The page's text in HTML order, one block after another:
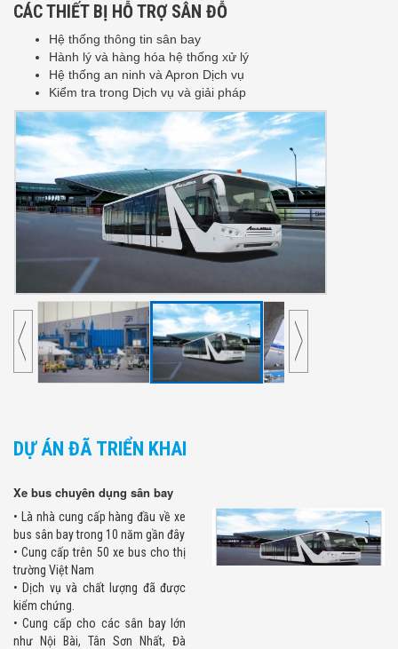
CÁC THIẾT BỊ HỖ TRỢ SÂN ĐỖ
Hệ thống thông tin sân bay
Hành lý và hàng hóa hệ thống xử lý
Hệ thống an ninh và Apron Dịch vụ
Kiểm tra trong Dịch vụ và giải pháp
DỰ ÁN ĐÃ TRIỂN KHAI
Xe bus chuyên dụng sân bay
• Là nhà cung cấp hàng đầu về xe
bus sân bay trong 10 năm gần đây
• Cung cấp trên 50 xe bus cho thị
trường Việt Nam
• Dịch vụ và chất lượng đã được
kiểm chứng.
• Cung cấp cho các sân bay lớn
như Nội Bài, Tân Sơn Nhất, Đà